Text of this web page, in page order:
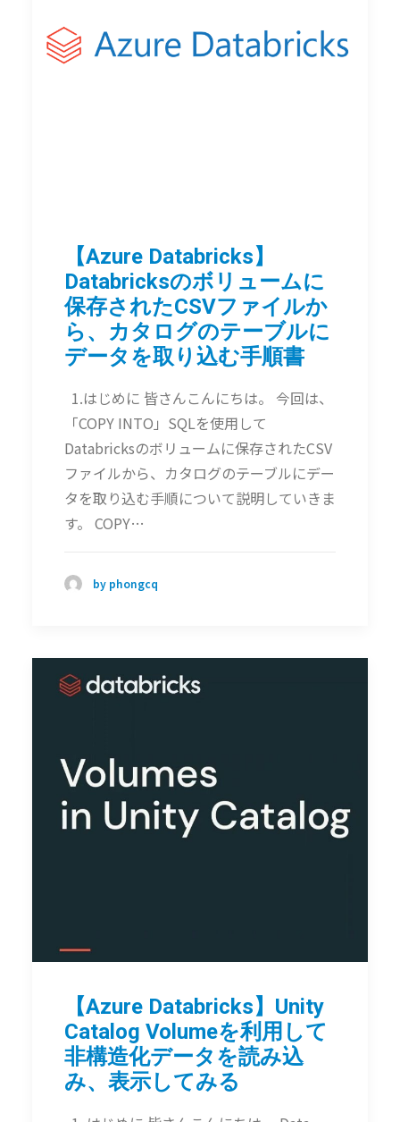
【Azure Databricks】
Databricksのボリュームに
保存されたCSVファイルか
ら、カタログのテーブルに
データを取り込む手順書
1.はじめに 皆さんこんにちは。 今回は、
「COPY INTO」SQLを使用して
Databricksのボリュームに保存されたCSV
ファイルから、カタログのテーブルにデー
タを取り込む手順について説明していきま
す。 COPY…
by phongcq
【Azure Databricks】Unity
Catalog Volumeを利用して
非構造化データを読み込
み、表示してみる